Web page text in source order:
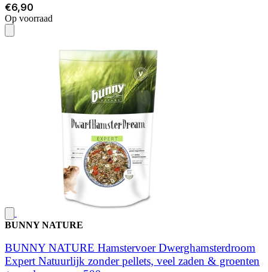
€6,90
Op voorraad
BUNNY NATURE
BUNNY NATURE Hamstervoer Dwerghamsterdroom
Expert Natuurlijk zonder pellets, veel zaden & groenten